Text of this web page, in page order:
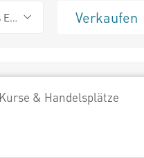
Verkaufen
& Handelsplätze